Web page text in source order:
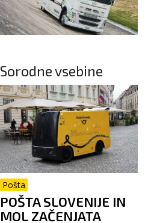
Sorodne vsebine
Pošta
POŠTA SLOVENIJE IN
MOL ZAČENJATA